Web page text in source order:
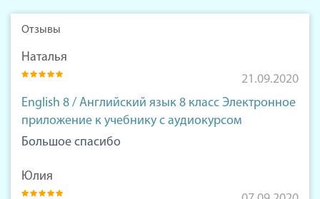
Отзывы
Наталья
21.09.2020
English 8 / Английский язык 8 класс Электронное
приложение к учебнику с аудиокурсом
Большое спасибо
Юлия